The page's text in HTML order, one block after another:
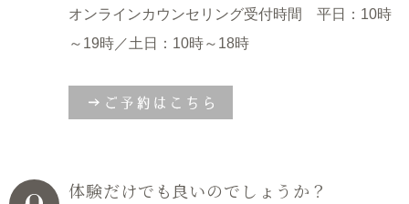
オンラインカウンセリング受付時間 平日：10時
～19時／土日：10時～18時
体験だけでも良いのでしょうか？